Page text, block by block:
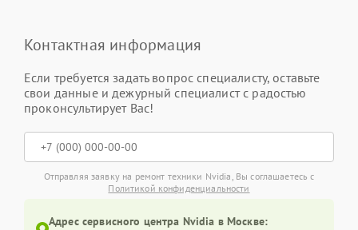
Контактная информация
Если требуется задать вопрос специалисту, оставьте
свои данные и дежурный специалист с радостью
проконсультирует Вас!
Отправляя заявку на ремонт техники Nvidia, Вы соглашаетесь с
Политикой конфиденциальности
Адрес сервисного центра Nvidia в Москве: